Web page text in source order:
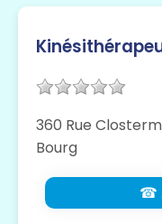
360 Rue
Bourg
☎